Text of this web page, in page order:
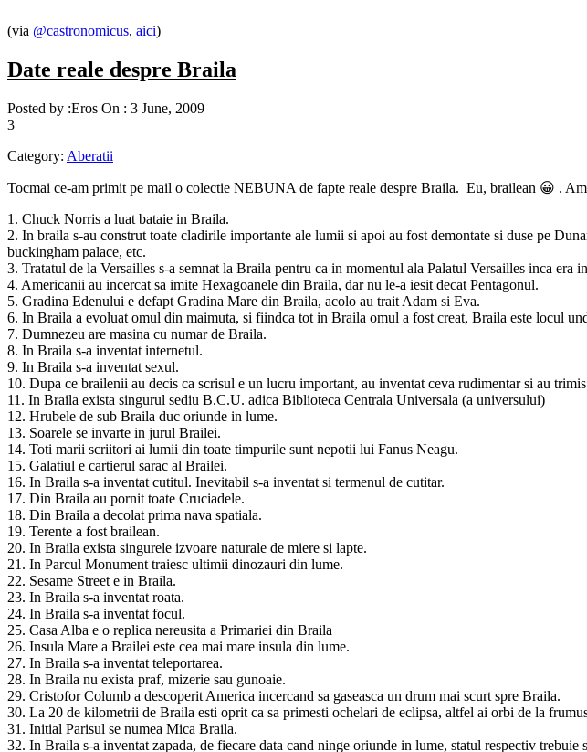
(via @castronomicus, aici)
Date reale despre Braila
Posted by :Eros On : 3 June, 2009
3
Category: Aberatii
Tocmai ce-am primit pe mail o colectie NEBUNA de fapte reale despre Braila. Eu, brailean 😀 .
1. Chuck Norris a luat bataie in Braila.
2. In braila s-au construt toate cladirile importante ale lumii si apoi au fost demontate si duse pe
buckingham palace, etc.
3. Tratatul de la Versailles s-a semnat la Braila pentru ca in momentul ala Palatul Versailles inca era
4. Americanii au incercat sa imite Hexagoanele din Braila, dar nu le-a iesit decat Pentagonul.
5. Gradina Edenului e defapt Gradina Mare din Braila, acolo au trait Adam si Eva.
6. In Braila a evoluat omul din maimuta, si fiindca tot in Braila omul a fost creat, Braila este locul
7. Dumnezeu are masina cu numar de Braila.
8. In Braila s-a inventat internetul.
9. In Braila s-a inventat sexul.
10. Dupa ce brailenii au decis ca scrisul e un lucru important, au inventat ceva rudimentar si au
11. In Braila exista singurul sediu B.C.U. adica Biblioteca Centrala Universala (a universului)
12. Hrubele de sub Braila duc oriunde in lume.
13. Soarele se invarte in jurul Brailei.
14. Toti marii scriitori ai lumii din toate timpurile sunt nepotii lui Fanus Neagu.
15. Galatiul e cartierul sarac al Brailei.
16. In Braila s-a inventat cutitul. Inevitabil s-a inventat si termenul de cutitar.
17. Din Braila au pornit toate Cruciadele.
18. Din Braila a decolat prima nava spatiala.
19. Terente a fost brailean.
20. In Braila exista singurele izvoare naturale de miere si lapte.
21. In Parcul Monument traiesc ultimii dinozauri din lume.
22. Sesame Street e in Braila.
23. In Braila s-a inventat roata.
24. In Braila s-a inventat focul.
25. Casa Alba e o replica nereusita a Primariei din Braila
26. Insula Mare a Brailei este cea mai mare insula din lume.
27. In Braila s-a inventat teleportarea.
28. In Braila nu exista praf, mizerie sau gunoaie.
29. Cristofor Columb a descoperit America incercand sa gaseasca un drum mai scurt spre Braila.
30. La 20 de kilometrii de Braila esti oprit ca sa primesti ochelari de eclipsa, altfel ai orbi de la
31. Initial Parisul se numea Mica Braila.
32. In Braila s-a inventat zapada, de fiecare data cand ninge oriunde in lume, statul respectiv trebuie